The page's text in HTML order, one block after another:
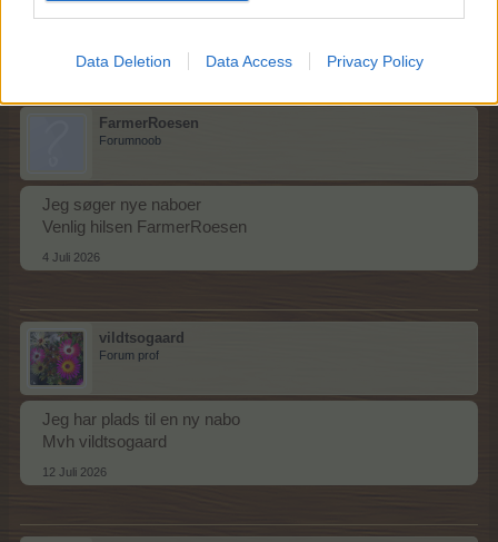
Data Deletion Data Access Privacy Policy
FarmerRoesen
Forumnoob
Jeg søger nye naboer
Venlig hilsen FarmerRoesen
4 Juli 2026
vildtsogaard
Forum prof
Jeg har plads til en ny nabo
Mvh vildtsogaard
12 Juli 2026